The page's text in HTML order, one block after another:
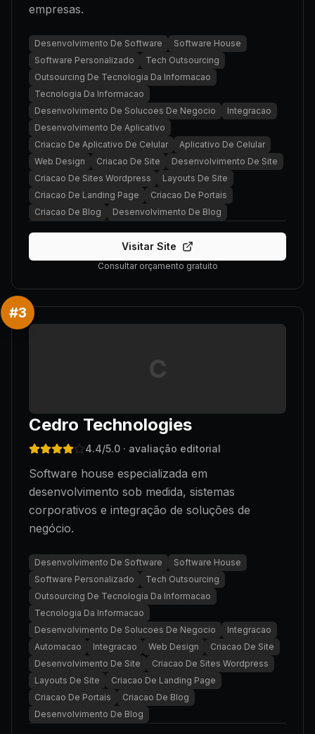
empresas.
Desenvolvimento De Software
Software House
Software Personalizado
Tech Outsourcing
Outsourcing De Tecnologia Da Informacao
Tecnologia Da Informacao
Desenvolvimento De Solucoes De Negocio
Integracao
Desenvolvimento De Aplicativo
Criacao De Aplicativo De Celular
Aplicativo De Celular
Web Design
Criacao De Site
Desenvolvimento De Site
Criacao De Sites Wordpress
Layouts De Site
Criacao De Landing Page
Criacao De Portais
Criacao De Blog
Desenvolvimento De Blog
Visitar Site
Consultar orçamento gratuito
#3
C
Cedro Technologies
4.4/5.0 · avaliação editorial
Software house especializada em
desenvolvimento sob medida, sistemas
corporativos e integração de soluções de
negócio.
Desenvolvimento De Software
Software House
Software Personalizado
Tech Outsourcing
Outsourcing De Tecnologia Da Informacao
Tecnologia Da Informacao
Desenvolvimento De Solucoes De Negocio
Integracao
Automacao
Integracao Web Design
Criacao De Site
Desenvolvimento De Site
Criacao De Sites Wordpress
Layouts De Site
Criacao De Landing Page
Criacao De Portais
Criacao De Blog
Desenvolvimento De Blog